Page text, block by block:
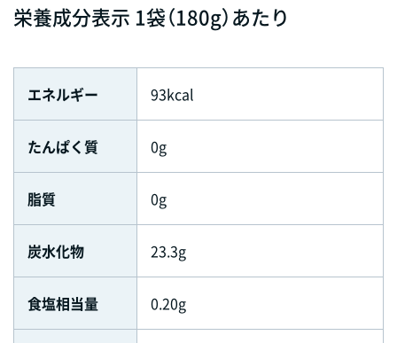
栄養成分表示 1袋（180g）あたり
エネルギー 93kcal
たんぱく質 0g
脂質 0g
炭水化物 23.3g
食塩相当量 0.20g